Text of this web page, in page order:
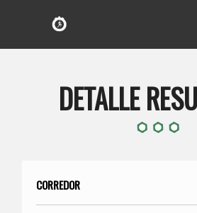
DETALLE
CORREDOR